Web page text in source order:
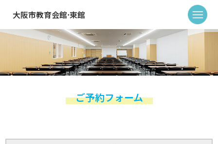
大阪市教育会館⋅東館
ご予約フォーム